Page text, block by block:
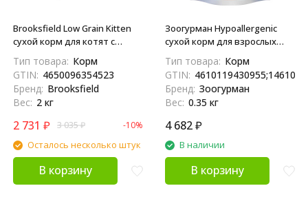
Brooksfield Low Grain Kitten
сухой корм для котят с
Тип товара: Корм
GTIN: 4650096354523
Бренд: Brooksfield
Вес: 2 кг
2 731 ₽ 3 035₽ -10%
Осталось несколько штук
В корзину
Зоогурман Hypoallergenic
сухой корм для взрослых
350 г
Тип товара: Корм
GTIN:
Бренд: Зоогурман
Вес: 0.35 кг
4 682₽
В наличии
В корзину